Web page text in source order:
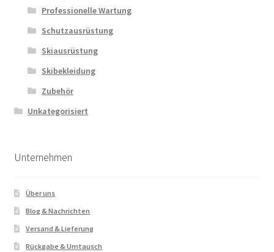
Professionelle Wartung
Schutzausrüstung
Skiausrüstung
Skibekleidung
Zubehör
Unkategorisiert
Unternehmen
Über uns
Blog & Nachrichten
Versand & Lieferung
Rückgabe & Umtausch